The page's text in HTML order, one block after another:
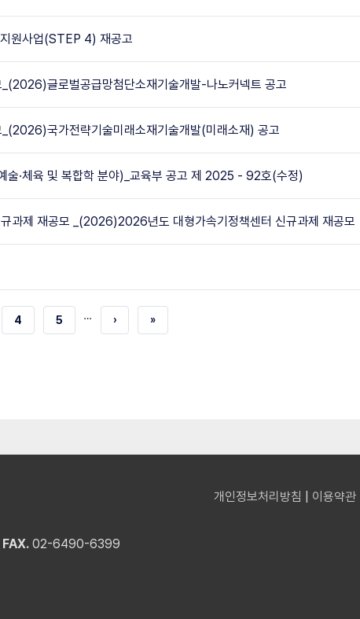
원사업(STEP 4) 재공고
글로벌공급망첨단소재기술개발-나노커넥트 공고
국가전략기술미래소재기술개발(미래소재) 공고
술·체육 및 복합학 분야)_교육부 공고 제 2025 - 92호(수정)
과제 재공모 _(2026)2026년도 대형가속기정책센터 신규과제 재공모
쪽
4 쪽
5 … 다음
› 마지막
»
FAX. 02-6490-6399
개인정보처리방침 이용약관|